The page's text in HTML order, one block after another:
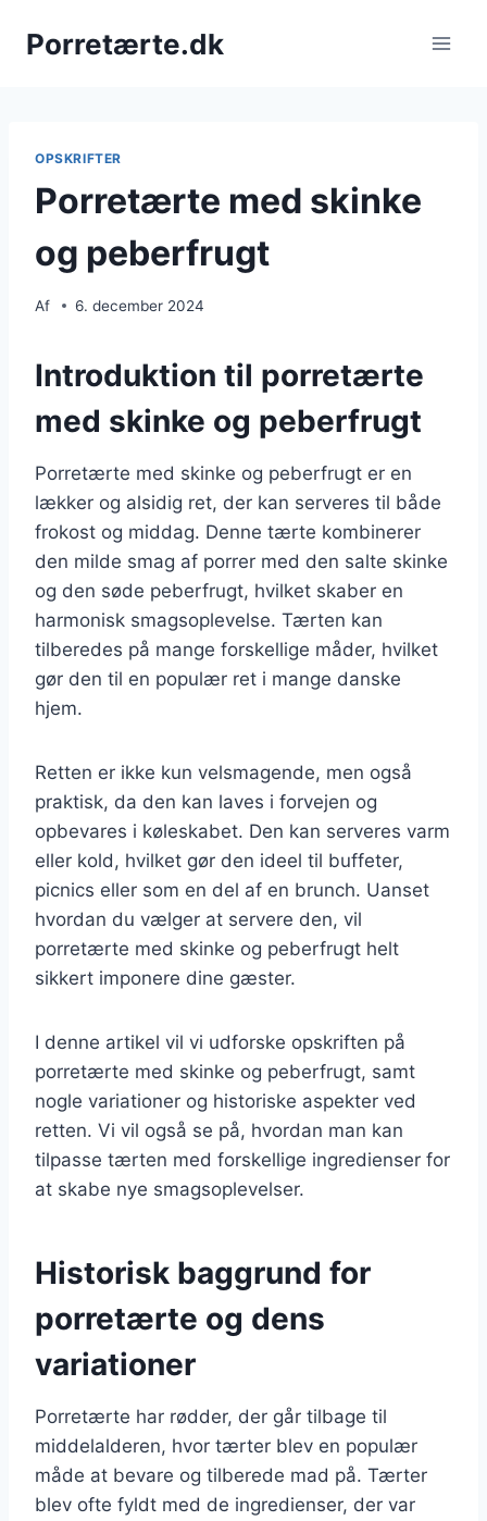
Porretærte.dk
OPSKRIFTER
Porretærte med skinke
og peberfrugt
Af 6. december 2024
Introduktion til porretærte
med skinke og peberfrugt
Porretærte med skinke og peberfrugt er en
lækker og alsidig ret, der kan serveres til både
frokost og middag. Denne tærte kombinerer
den milde smag af porrer med den salte skinke
og den søde peberfrugt, hvilket skaber en
harmonisk smagsoplevelse. Tærten kan
tilberedes på mange forskellige måder, hvilket
gør den til en populær ret i mange danske
hjem.
Retten er ikke kun velsmagende, men også
praktisk, da den kan laves i forvejen og
opbevares i køleskabet. Den kan serveres varm
eller kold, hvilket gør den ideel til buffeter,
picnics eller som en del af en brunch. Uanset
hvordan du vælger at servere den, vil
porretærte med skinke og peberfrugt helt
sikkert imponere dine gæster.
I denne artikel vil vi udforske opskriften på
porretærte med skinke og peberfrugt, samt
nogle variationer og historiske aspekter ved
retten. Vi vil også se på, hvordan man kan
tilpasse tærten med forskellige ingredienser for
at skabe nye smagsoplevelser.
Historisk baggrund for
porretærte og dens
variationer
Porretærte har rødder, der går tilbage til
middelalderen, hvor tærter blev en populær
måde at bevare og tilberede mad på. Tærter
blev ofte fyldt med de ingredienser, der var